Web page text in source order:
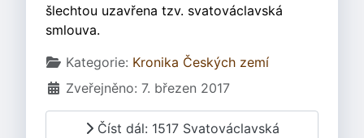
šlechtou uzavřena tzv. svatováclavská
smlouva.
Základní údaje
Kategorie: Kronika Českých zemí
Zveřejněno: 7. březen 2017
Číst dál: 1517 Svatováclavská